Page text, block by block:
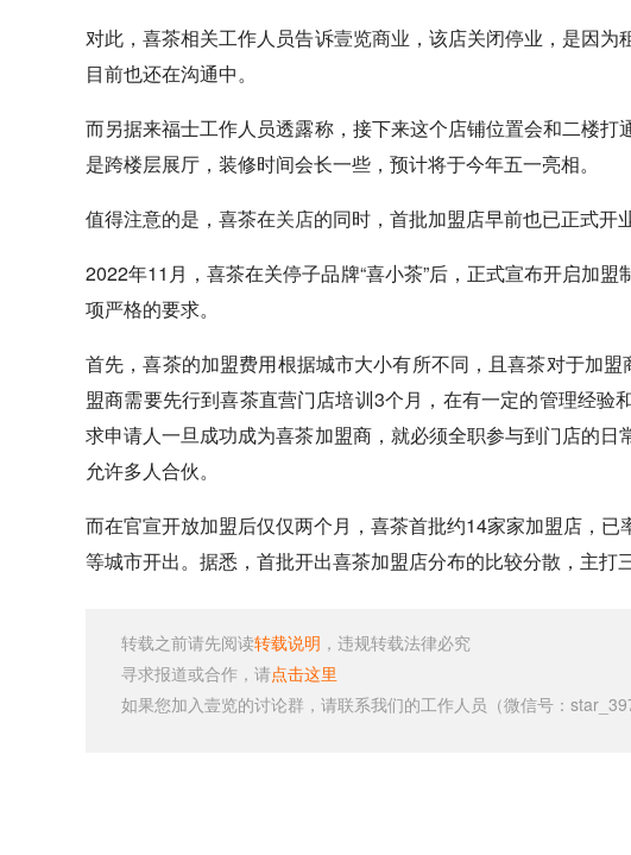
对此，喜茶相关工作人员告诉壹览商业 ，该店关闭停业，是因
目前也还在沟通中。
而另据来福士工作人员透露称，接下来这个店铺位置会和二楼
是跨楼层展厅，装修时间会长一些，预计将于今年五一亮相。
值得注意的是，喜茶在关店的同时，首批加盟店早前也已正式开业
2022年11月，喜茶在关停子品牌“喜小茶”后，正式宣布开启加
项严格的要求。
首先，喜茶的加盟费用根据城市大小有所不同，且喜茶对于加
盟商需要先行到喜茶直营门店培训3个月，在有一定的管理经验
求申请人一旦成功成为喜茶加盟商，就必须全职参与到门店的
允许多人合伙。
而在官宣开放加盟后仅仅两个月，喜茶首批约14家家加盟店，
等城市开出。据悉，首批开出喜茶加盟店分布的比较分散，主打
转载之前请先阅读转载说明 ，违规转载法律必究
寻求报道或合作，请点击这里
如果您加入壹览的讨论群，请联系我们的工作人员（微信号：